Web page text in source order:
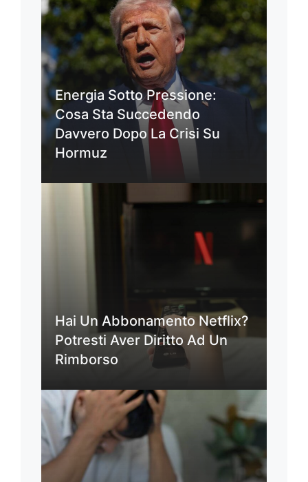
Energia Sotto Pressione:
Cosa Sta Succedendo
Davvero Dopo La Crisi Su
Hormuz
Hai Un Abbonamento Netflix?
Potresti Aver Diritto Ad Un
Rimborso